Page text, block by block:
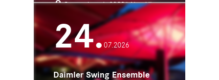
Caponniere 6, 89231 Neu Ulm
24.07.2026
Daimler Swing Ensemble